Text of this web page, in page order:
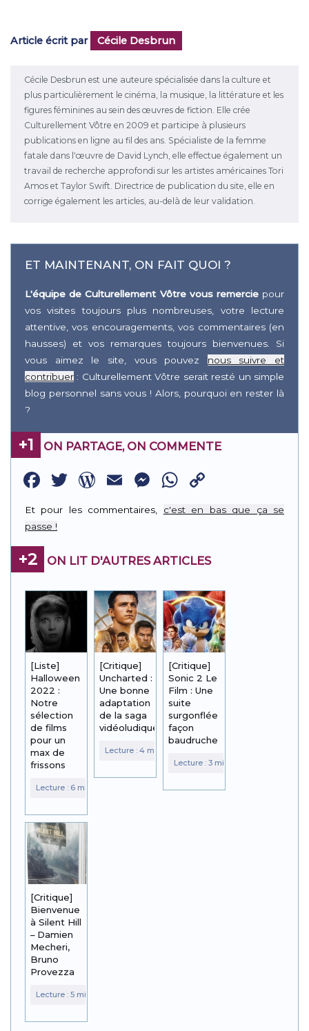
Article écrit par Cécile Desbrun
Cécile Desbrun est une auteure spécialisée dans la culture et
plus particulièrement le cinéma, la musique, la littérature et les
figures féminines au sein des œuvres de fiction. Elle crée
Culturellement Vôtre en 2009 et participe à plusieurs
publications en ligne au fil des ans. Spécialiste de la femme
fatale dans l'œuvre de David Lynch, elle effectue également un
travail de recherche approfondi sur les artistes américaines Tori
Amos et Taylor Swift. Directrice de publication du site, elle en
corrige également les articles, au-delà de leur validation.
ET MAINTENANT, ON FAIT QUOI ?
L'équipe de Culturellement Vôtre vous remerciepour
vos visites toujours plus nombreuses, votre lecture
attentive, vos encouragements, vos commentaires (en
hausses) et vos remarques toujours bienvenues. Si
vous aimez le site, vous pouvez nous suivre et
contribuer : Culturellement Vôtre serait resté un simple
blog personnel sans vous ! Alors, pourquoi en rester là
?
+1 ON PARTAGE, ON COMMENTE
Facebook
Twitter
WordPress
EmailMessenger
WhatsApp
Link
Et pour les commentaires, c'est en bas que ça se
passe !
+2 ON LIT D'AUTRES ARTICLES
[Liste]
Halloween
2022 :
Notre
sélection
de films
pour un
max de
frissons
[Critique]
Uncharted :
Une bonne
adaptation
de la saga
vidéoludique?
[Critique]
Sonic 2 Le
Film : Une
suite
surgonflée
façon
baudruche
[Critique]
Bienvenue
à Silent Hill
– Damien
Mecheri,
Bruno
Provezza